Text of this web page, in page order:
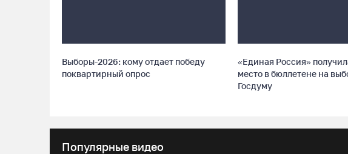
Выборы-2026: кому отдает победу
поквартирный опрос
«Единая Россия»
место в бюллетене на
Госдуму
Популярные видео